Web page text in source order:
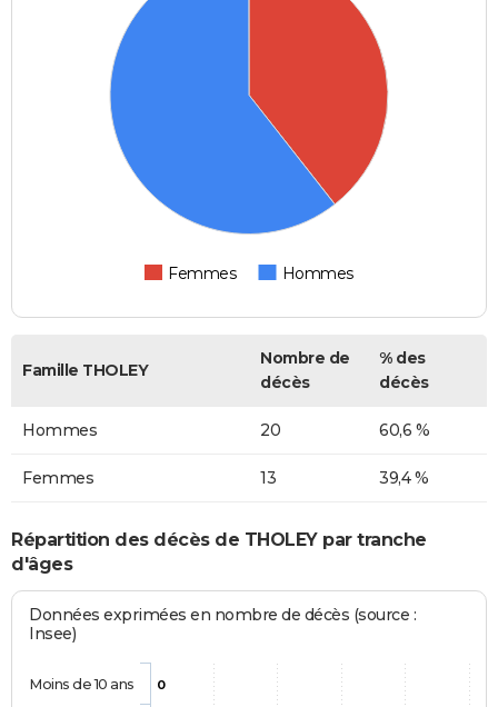
Femmes Hommes
Famille THOLEY
Nombre de
décès
% des
décès
Hommes 20 60,6 %
Femmes 13 39,4 %
Répartition des décès de THOLEY par tranche
d'âges
Données exprimées en nombre de décès (source :
Insee)
0
Moins de 10 ans